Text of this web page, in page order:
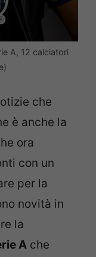
A, 12 calciatori
che
è anche la
ora
con un
per la
novità in
la
A che